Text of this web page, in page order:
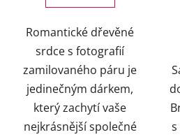
Romantické dřevěné
srdce s fotografií
zamilovaného páru je
jedinečným dárkem,
který zachytí vaše
nejkrásnější společné